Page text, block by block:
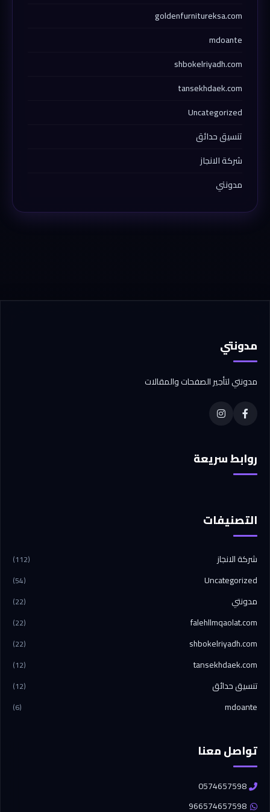
goldenfurnitureksa.com
mdoante
shbokelriyadh.com
tansekhdaek.com
Uncategorized
تنسيق حدائق
شركة الانجاز
مدونتي
مدونتي
مدونتي لتأجير الصفحات والمقالات
روابط سريعة
التصنيفات
شركة الانجاز (112)
Uncategorized
(54)
مدونتي (22)
falehllmqaolat.com
(22)
shbokelriyadh.com
(22)
tansekhdaek.com
(12)
تنسيق حدائق (12)
mdoante
(6)
تواصل معنا
0574657598
966574657598